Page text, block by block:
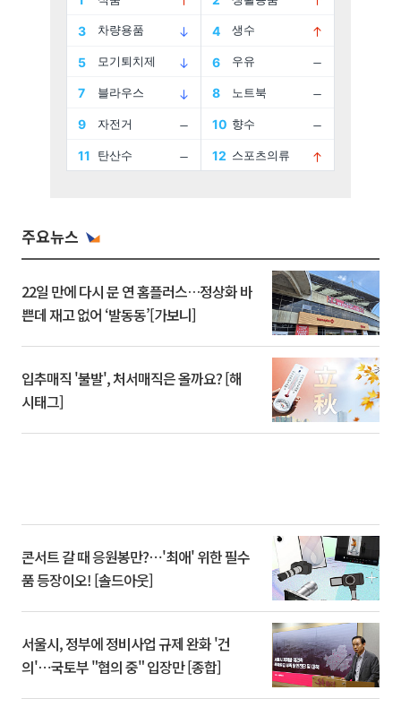
주요뉴스
22일 만에 다시 문 연 홈플러스…정상화 바
쁜데 재고 없어 ‘발동동’[가보니]
입추매직 '불발', 처서매직은 올까요? [해
시태그]
콘서트 갈 때 응원봉만?⋯'최애' 위한 필수
품 등장이오! [솔드아웃]
서울시, 정부에 정비사업 규제 완화 '건
의'⋯국토부 "협의 중" 입장만 [종합]